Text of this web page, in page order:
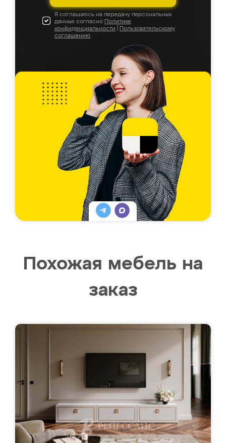
Я соглашаюсь на передачу персональных
данных согласно Политике
конфиденциальности
Пользовательскому
соглашению
Похожая мебель на
заказ